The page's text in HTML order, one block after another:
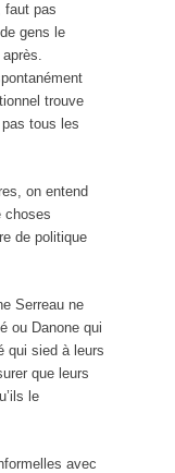
faut pas
gens le
trouve
pas tous les
on entend
choses
de politique
Serreau ne
ou Danone qui
qui sied à leurs
que leurs
le
avec